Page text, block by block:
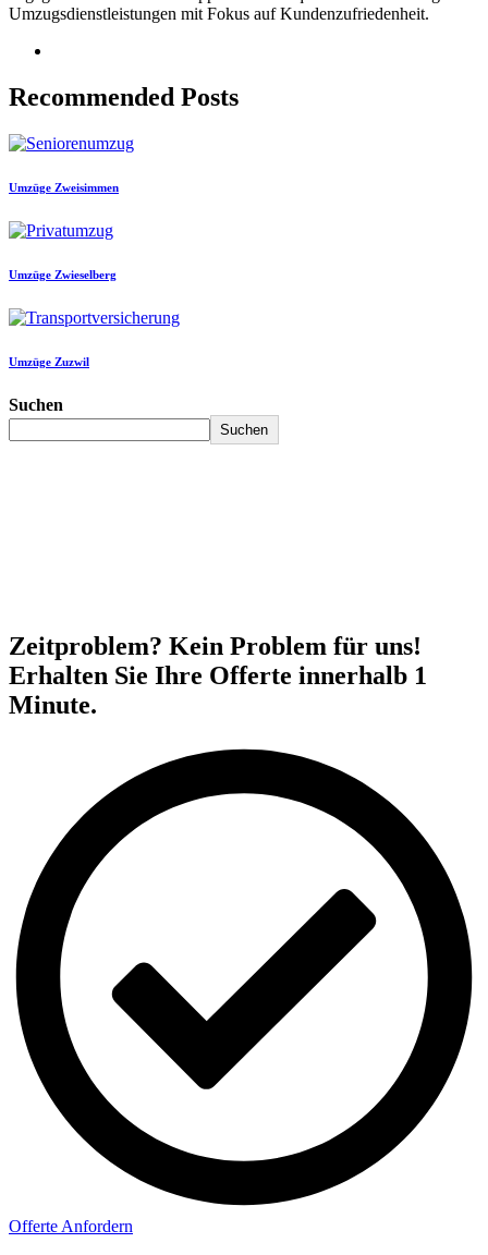
Umzugsdienstleistungen mit Fokus auf Kundenzufriedenheit.
Recommended Posts
Umzüge Zweisimmen
Umzüge Zwieselberg
Umzüge Zuzwil
Suchen
Suchen
Zeitproblem? Kein Problem für uns!
Erhalten Sie Ihre Offerte innerhalb 1
Minute.
Offerte Anfordern